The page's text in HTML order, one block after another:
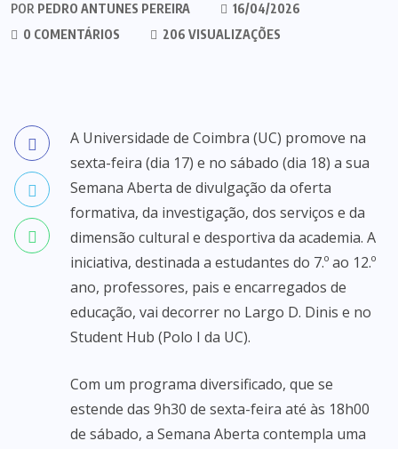
POR PEDRO ANTUNES PEREIRA
16/04/2026
0 COMENTÁRIOS
206 VISUALIZAÇÕES
A Universidade de Coimbra (UC) promove na
sexta-feira (dia 17) e no sábado (dia 18) a sua
Semana Aberta de divulgação da oferta
formativa, da investigação, dos serviços e da
dimensão cultural e desportiva da academia. A
iniciativa, destinada a estudantes do 7.º ao 12.º
ano, professores, pais e encarregados de
educação, vai decorrer no Largo D. Dinis e no
Student Hub (Polo I da UC).
Com um programa diversificado, que se
estende das 9h30 de sexta-feira até às 18h00
de sábado, a Semana Aberta contempla uma